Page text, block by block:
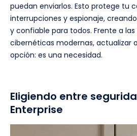
puedan enviarlos. Esto protege tu
interrupciones y espionaje,
y confiable para todos. Frente a
cibernéticas modernas, actualizar
opción: es una necesidad.
Eligiendo entre
Enterprise